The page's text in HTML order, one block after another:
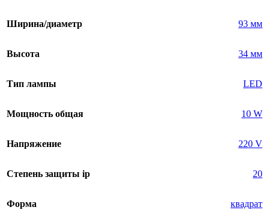
Ширина/диаметр 93 мм
Высота 34 мм
Тип лампы LED
Мощность общая 10 W
Напряжение 220 V
Степень защиты ip 20
Форма квадрат